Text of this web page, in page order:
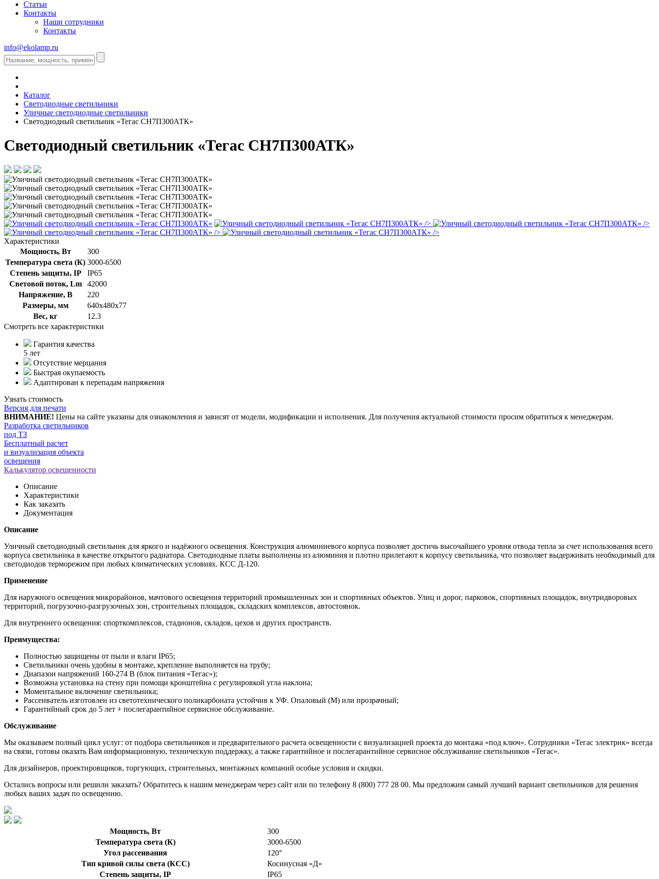
Статьи
Контакты
Наши сотрудники
Контакты
info@ekolamp.ru
Каталог
Светодиодные светильники
Уличные светодиодные светильники
Светодиодный светильник «Тегас СН7П300АТК»
Светодиодный светильник «Тегас СН7П300АТК»
/>
/>
/>
/>
Характеристики
Мощность, Вт
300
Температура света (К) 3000-6500
Степень защиты, IP
IP65
Световой поток, Lm
42000
Напряжение, В
220
Размеры, мм
640х480х77
Вес, кг
12.3
Смотреть все характеристики
Гарантия качества
5 лет
Отсутствие мерцания
Быстрая окупаемость
Адаптирован к перепадам напряжения
Узнать стоимость
Версия для печати
ВНИМАНИЕ! Цены на сайте указаны для ознакомления и зависят от модели, модификации и исполнения. Для получения актуальной стоимости просим обратиться к менеджерам.
Разработка светильников
под ТЗ
Бесплатный расчет
и визуализация объекта
освещения
Калькулятор освещенности
Описание
Характеристики
Как заказать
Документация
Описание
Уличный светодиодный светильник для яркого и надёжного освещения. Конструкция алюминиевого корпуса позволяет достичь высочайшего уровня отвода тепла за счет использования всего
корпуса светильника в качестве открытого радиатора. Светодиодные платы выполнены из алюминия и плотно прилегают к корпусу светильника, что позволяет выдерживать необходимый для
светодиодов терморежим при любых климатических условиях. КСС Д-120.
Применение
Для наружного освещения микрорайонов, мачтового освещения территорий промышленных зон и спортивных объектов. Улиц и дорог, парковок, спортивных площадок, внутридворовых
территорий, погрузочно-разгрузочных зон, строительных площадок, складских комплексов, автостоянок.
Для внутреннего освещения: спорткомплексов, стадионов, складов, цехов и других пространств.
Преимущества:
Полностью защищены от пыли и влаги IP65;
Светильники очень удобны в монтаже, крепление выполняется на трубу;
Диапазон напряжений 160-274 В (блок питания «Тегас»);
Возможна установка на стену при помощи кронштейна с регулировкой угла наклона;
Моментальное включение светильника;
Рассеиватель изготовлен из светотехнического поликарбоната устойчив к УФ. Опаловый (М) или прозрачный;
Гарантийный срок до 5 лет + послегарантийное сервисное обслуживание.
Обслуживание
Мы оказываем полный цикл услуг: от подбора светильников и предварительного расчета освещенности с визуализацией проекта до монтажа «под ключ». Сотрудники «Тегас электрик» всегда
на связи, готовы оказать Вам информационную, техническую поддержку, а также гарантийное и послегарантийное сервисное обслуживание светильников «Тегас».
Для дизайнеров, проектировщиков, торгующих, строительных, монтажных компаний особые условия и скидки.
Остались вопросы или решили заказать? Обратитесь к нашим менеджерам через сайт или по телефону 8 (800) 777 28 00. Мы предложим самый лучший вариант светильников для решения
любых ваших задач по освещению.
Мощность, Вт
300
Температура света (К)
3000-6500
Угол рассеивания
120°
Тип кривой силы света (КСС)
Косинусная «Д»
Степень защиты, IP
IP65